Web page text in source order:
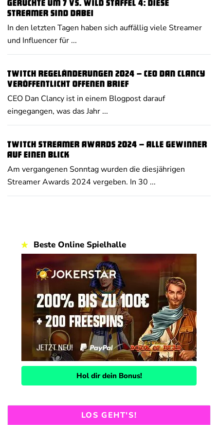
Gerüchte um 7 vs. Wild Staffel 4: Diese
Streamer sind dabei
In den letzten Tagen haben sich auffällig viele Streamer
und Influencer für ...
Twitch Regeländerungen 2024 – CEO Dan Clancy
veröffentlicht offenen Brief
CEO Dan Clancy ist in einem Blogpost darauf
eingegangen, was das Jahr ...
Twitch Streamer Awards 2024 – alle Gewinner
auf einen Blick
Am vergangenen Sonntag wurden die diesjährigen
Streamer Awards 2024 vergeben. In 30 ...
Beste Online Spielhalle
Hol dir dein Bonus!
LOS GEHT'S!